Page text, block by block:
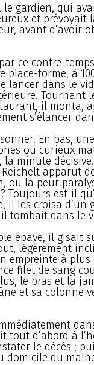
le gardien, qui
et prévoyait
avant d’avoir
ce contre-
place-forme, à
lancer dans le
Tournant
il monta,
s’élancer
En bas,
ou curieux
minute
apparut
ou la peur
Toujours est-il
il les croisa d’un
tombait dans le
épave, il gisait
légèrement
empreinte à plus
filet de sang
le bras et la
et sa colonne
d’abord à
le décès ;
domicile du